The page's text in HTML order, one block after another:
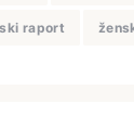
raport